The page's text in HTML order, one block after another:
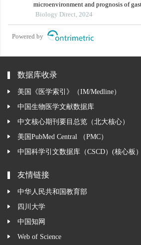
microenvironment and prognosis of
Biology Direct, 2024
Powered by
数据库收录
美国《医学索引》（IM/Medline）
中国生物医学文献数据库
中文核心期刊要目总览（北大核心）
美国PubMed Central （PMC）
中国科学引文数据库（CSCD）(核心板）
友情链接
中华人民共和国教育部
四川大学
中国知网
Web of Science